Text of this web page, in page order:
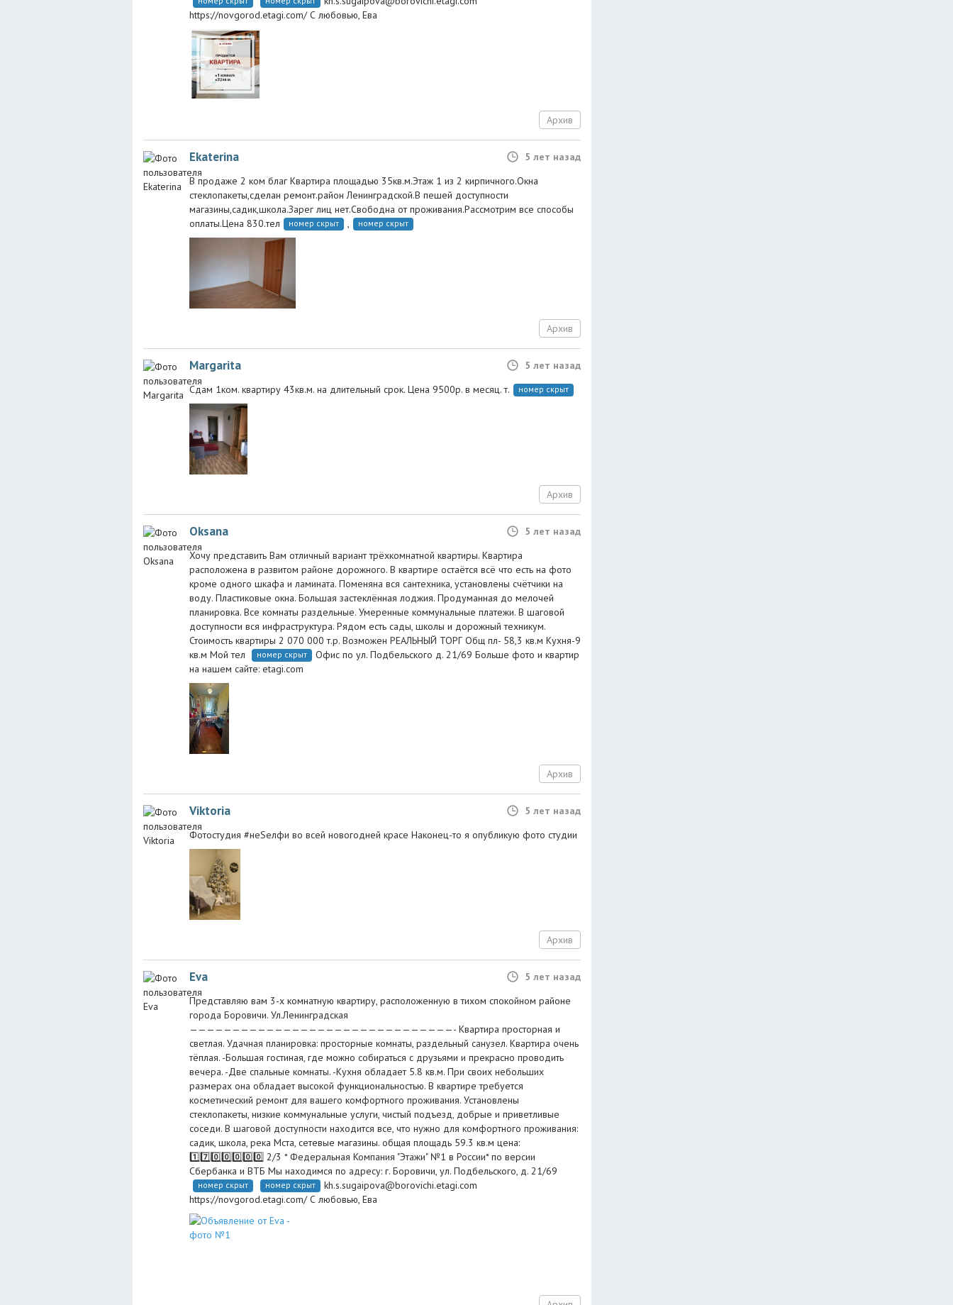
https://novgorod.etagi.com/ С любовью, Ева
Архив
Ekaterina
5 лет назад
В продаже 2 ком благ Квартира площадью 35кв.м.Этаж 1 из 2 кирпичного.Окна
стеклопакеты,сделан ремонт.район Ленинградской.В пешей доступности
магазины,садик,школа.Зарег лиц нет.Свободна от проживания.Рассмотрим все способы
оплаты.Цена 830.тел
номер скрыт , номер скрыт
Архив
Margarita
5 лет назад
Сдам 1ком. квартиру 43кв.м. на длительный срок. Цена 9500р. в месяц. т.
номер скрыт
Архив
Oksana
5 лет назад
Хочу представить Вам отличный вариант трёхкомнатной квартиры. Квартира
расположена в развитом районе дорожного. В квартире остаётся всё что есть на фото
кроме одного шкафа и ламината. Поменяна вся сантехника, установлены счётчики на
воду. Пластиковые окна. Большая застеклённая лоджия. Продуманная до мелочей
планировка. Все комнаты раздельные. Умеренные коммунальные платежи. В шаговой
доступности вся инфраструктура. Рядом есть сады, школы и дорожный техникум.
Стоимость квартиры 2 070 000 т.р. Возможен РЕАЛЬНЫЙ ТОРГ Общ пл- 58,3 кв.м Кухня-9
кв.м Мой тел
номер скрыт
Офис по ул. Подбельского д. 21/69 Больше фото и квартир
на нашем сайте: etagi.com
Архив
Viktoria
5 лет назад
Фотостудия #неSелфи во всей новогодней красе Наконец-то я опубликую фото студии
Архив
Eva
5 лет назад
Представляю вам 3-х комнатную квартиру, расположенную в тихом спокойном районе
города Боровичи. Ул.Ленинградская
———————————————————————————————- Квартира просторная и
светлая. Удачная планировка: просторные комнаты, раздельный санузел. Квартира очень
тёплая. -Большая гостиная, где можно собираться с друзьями и прекрасно проводить
вечера. -Две спальные комнаты. -Кухня обладает 5.8 кв.м. При своих небольших
размерах она обладает высокой функциональностью. В квартире требуется
косметический ремонт для вашего комфортного проживания. Установлены
стеклопакеты, низкие коммунальные услуги, чистый подъезд, добрые и приветливые
соседи. В шаговой доступности находится все, что нужно для комфортного проживания:
садик, школа, река Мста, сетевые магазины. общая площадь 59.3 кв.м цена:
1️⃣7️⃣0️⃣0️⃣0️⃣0️⃣0️⃣ 2/3 * Федеральная Компания "Этажи" №1 в России* по версии
Сбербанка и ВТБ Мы находимся по адресу: г. Боровичи, ул. Подбельского, д. 21/69
номер скрыт номер скрыт
kh.s.sugaipova@borovichi.etagi.com
https://novgorod.etagi.com/ С любовью, Ева